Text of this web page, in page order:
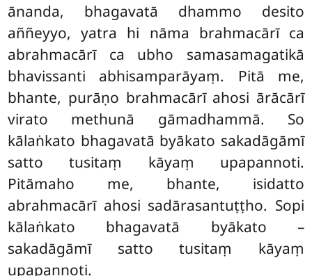
ānanda, bhagavatā dhammo desito
aññeyyo, yatra hi nāma brahmacārī ca
abrahmacārī ca ubho samasamagatikā
bhavissanti abhisamparāyaṃ. Pitā me,
bhante, purāṇo brahmacārī ahosi ārācārī
virato methunā gāmadhammā. So
kālaṅkato bhagavatā byākato sakadāgāmī
satto tusitaṃ kāyaṃ upapannoti.
Pitāmaho me, bhante, isidatto
abrahmacārī ahosi sadārasantuṭṭho. Sopi
kālaṅkato bhagavatā byākato –
sakadāgāmī satto tusitaṃ kāyaṃ
upapannoti.